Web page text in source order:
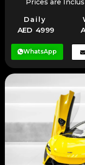
Prices are
Daily
AED 4999
WhatsApp